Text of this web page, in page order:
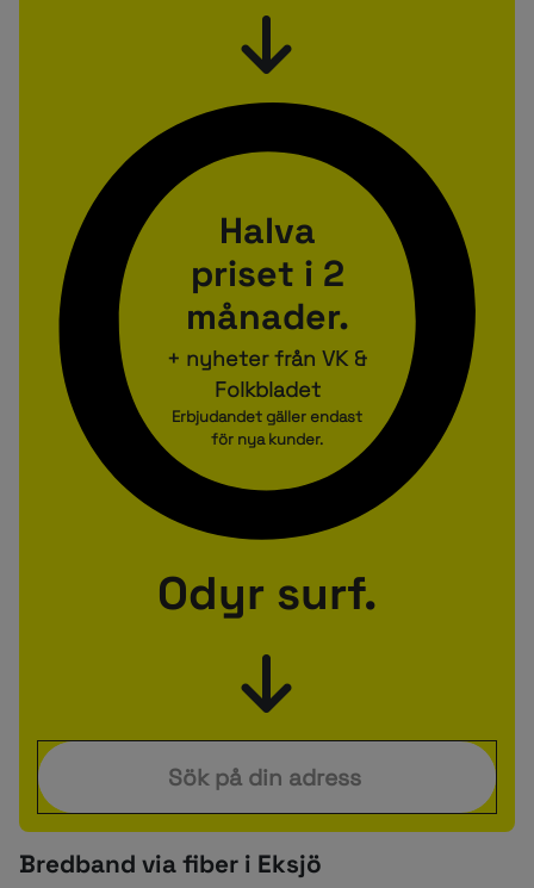
Halva
priset i 2
månader.
+ nyheter från VK &
Folkbladet
Erbjudandet gäller endast
för nya kunder.
Odyr surf.
Bredband via fiber i Eksjö